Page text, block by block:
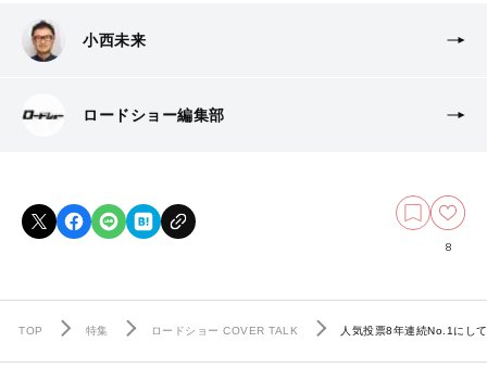
小西未来
ロードショー編集部
8
TOP 特集 ロードショー COVER TALK 人気投票8年連続No.1にし